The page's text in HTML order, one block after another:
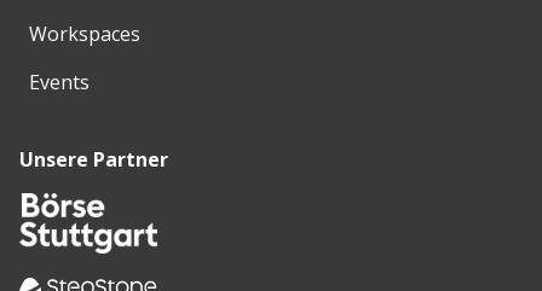
Workspaces
Events
Unsere Partner